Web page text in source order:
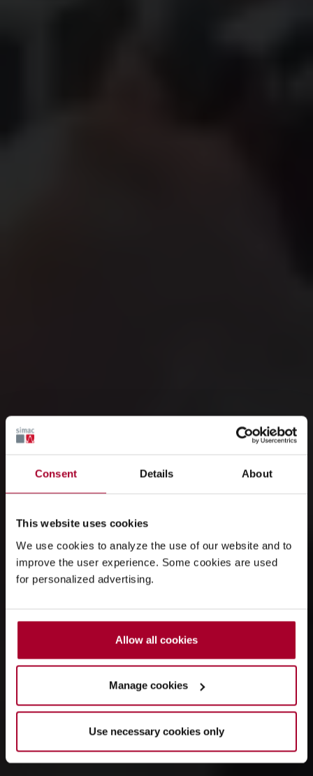
Consent Details About
This website uses cookies
We use cookies to analyze the use of our website and to
improve the user experience. Some cookies are used
for personalized advertising.
Allow all cookies
Manage cookies
Use necessary cookies only